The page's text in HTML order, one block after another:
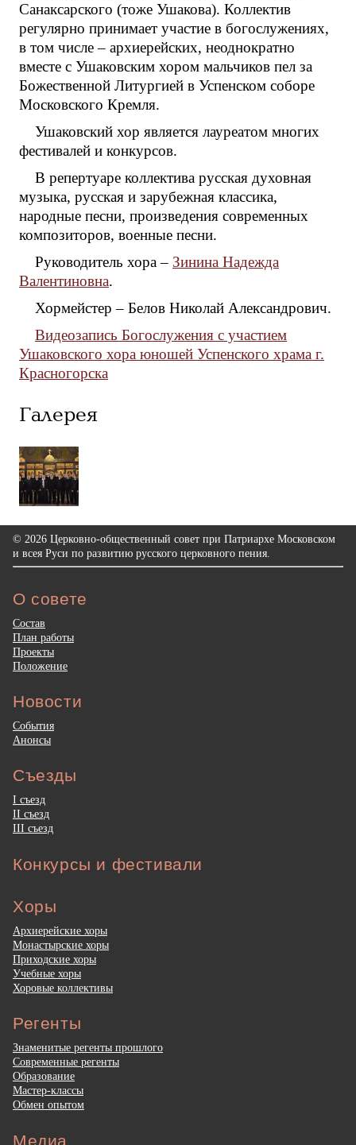
Санаксарского (тоже Ушакова). Коллектив
регулярно принимает участие в богослужениях,
в том числе – архиерейских, неоднократно
вместе с Ушаковским хором мальчиков пел за
Божественной Литургией в Успенском соборе
Московского Кремля.
Ушаковский хор является лауреатом многих
фестивалей и конкурсов.
В репертуаре коллектива русская духовная
музыка, русская и зарубежная классика,
народные песни, произведения современных
композиторов, военные песни.
Руководитель хора – Зинина Надежда
Валентиновна.
Хормейстер – Белов Николай Александрович.
Видеозапись Богослужения с участием
Ушаковского хора юношей Успенского храма г.
Красногорска
Галерея
© 2026 Церковно-общественный совет при Патриархе Московском
и всея Руси по развитию русского церковного пения.
О совете
Состав
План работы
Проекты
Положение
Новости
События
Анонсы
Съезды
I съезд
II съезд
III съезд
Конкурсы и фестивали
Хоры
Архиерейские хоры
Монастырские хоры
Приходские хоры
Учебные хоры
Хоровые коллективы
Регенты
Знаменитые регенты прошлого
Современные регенты
Образование
Мастер-классы
Обмен опытом
Медиа